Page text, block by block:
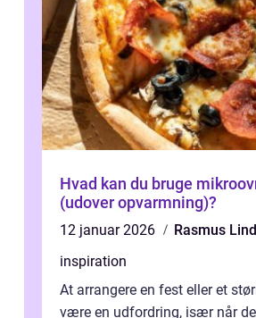
Hvad kan du bruge
(udover opvarmning)?
12 januar 2026
Rasmus
inspiration
At arrangere en fest eller et
være en udfordring, især når